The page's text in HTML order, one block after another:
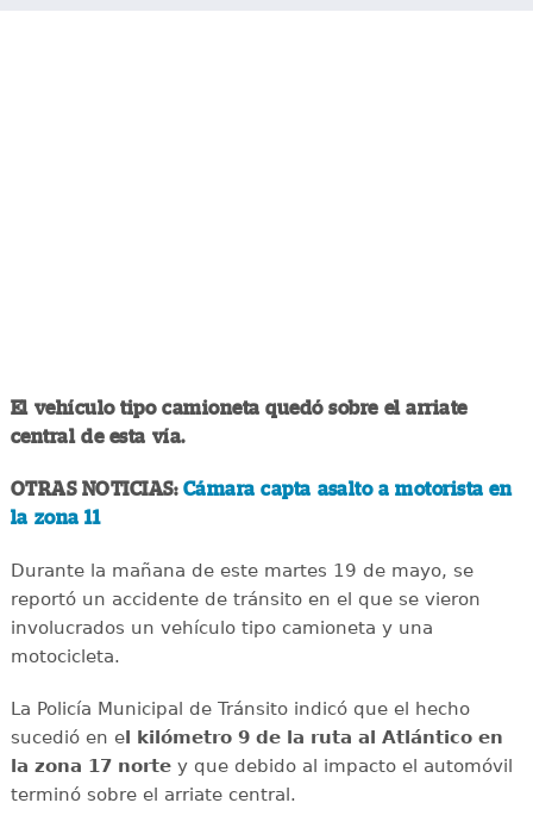
El vehículo tipo camioneta quedó sobre el arriate
central de esta vía.
OTRAS NOTICIAS: Cámara capta asalto a motorista en
la zona 11
Durante la mañana de este martes 19 de mayo, se
reportó un accidente de tránsito en el que se vieron
involucrados un vehículo tipo camioneta y una
motocicleta.
La Policía Municipal de Tránsito indicó que el hecho
sucedió en el kilómetro 9 de la ruta al Atlántico en
la zona 17 nortey que debido al impacto el automóvil
terminó sobre el arriate central.